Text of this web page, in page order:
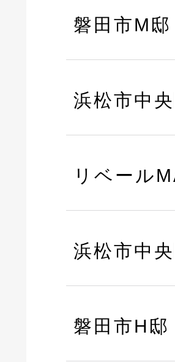
磐田市M邸
浜松市中
リベール
浜松市中
磐田市H邸